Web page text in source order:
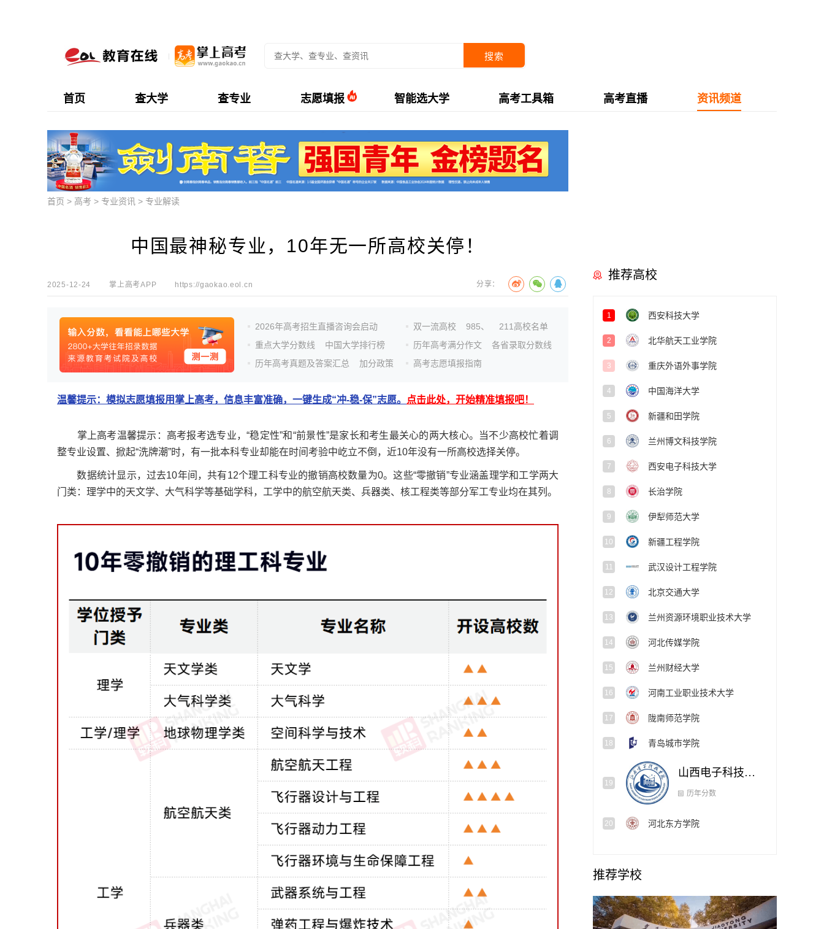
搜索
首页 查大学 查专业 志愿填报 智能选大学 高考工具箱 高考直播 资讯频道
首页 > 高考 > 专业资讯 > 专业解读
中国最神秘专业，10年无一所高校关停！
2025-12-24 掌上高考APP https://gaokao.eol.cn 分享：
2026年高考招生直播咨询会启动
重点大学分数线
中国大学排行榜
历年高考真题及答案汇总
加分政策
双一流高校 985、
211高校名单
历年高考满分作文
各省录取分数线
高考志愿填报指南
温馨提示：模拟志愿填报用掌上高考，信息丰富准确，一键生成“冲-稳-保”志愿。 点击此处，开始精准填报吧！
掌上高考温馨提示：高考报考选专业，“稳定性”和“前景性”是家长和考生最关心的两大核心。当不少高校忙着调
整专业设置、掀起“洗牌潮”时，有一批本科专业却能在时间考验中屹立不倒，近10年没有一所高校选择关停。
数据统计显示，过去10年间，共有12个理工科专业的撤销高校数量为0。这些“零撤销”专业涵盖理学和工学两大
门类：理学中的天文学、大气科学等基础学科，工学中的航空航天类、兵器类、核工程类等部分军工专业均在其列。
推荐高校
1 西安科技大学
2 北华航天工业学院
3 重庆外语外事学院
4 中国海洋大学
5 新疆和田学院
6 兰州博文科技学院
7 西安电子科技大学
8 长治学院
9 伊犁师范大学
10 新疆工程学院
11 武汉设计工程学院
12 北京交通大学
13 兰州资源环境职业技术大学
14 河北传媒学院
15 兰州财经大学
16 河南工业职业技术大学
17 陇南师范学院
18 青岛城市学院
山西电子科技学院
河北东方学院
历年分数
推荐学校